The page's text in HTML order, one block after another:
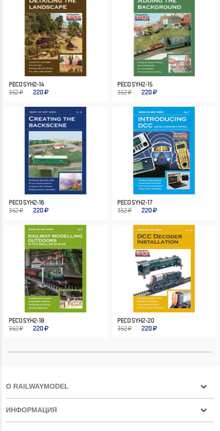
PECO SYH2-14
352 ₽
220
PECO SYH2-15
352 ₽
220
PECO SYH2-16
352 ₽
220
PECO SYH2-17
352 ₽
220
PECO SYH2-18
352 ₽
220
PECO SYH2-20
352 ₽
220
О RAILWAYMODEL
ИНФОРМАЦИЯ